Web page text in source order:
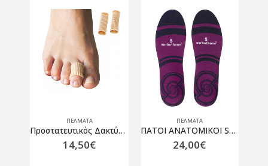
ΠΈΛΜΑΤΑ
Προστατευτικός Δακτύλιος “Gel Tube” 07-2-004
14,50€
ΠΈΛΜΑΤΑ
ΠΑΤΟΙ ΑΝΑΤΟΜΙΚΟΙ SORBOTHANE CUSH ‘N’ STEP
24,00€